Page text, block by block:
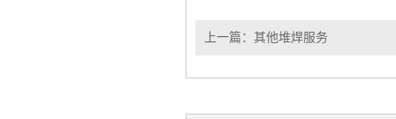
上一篇： 其他堆焊服务